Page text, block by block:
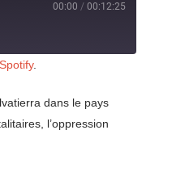
00:00 / 00:12:25
Spotify.
dans le pays
l’oppression